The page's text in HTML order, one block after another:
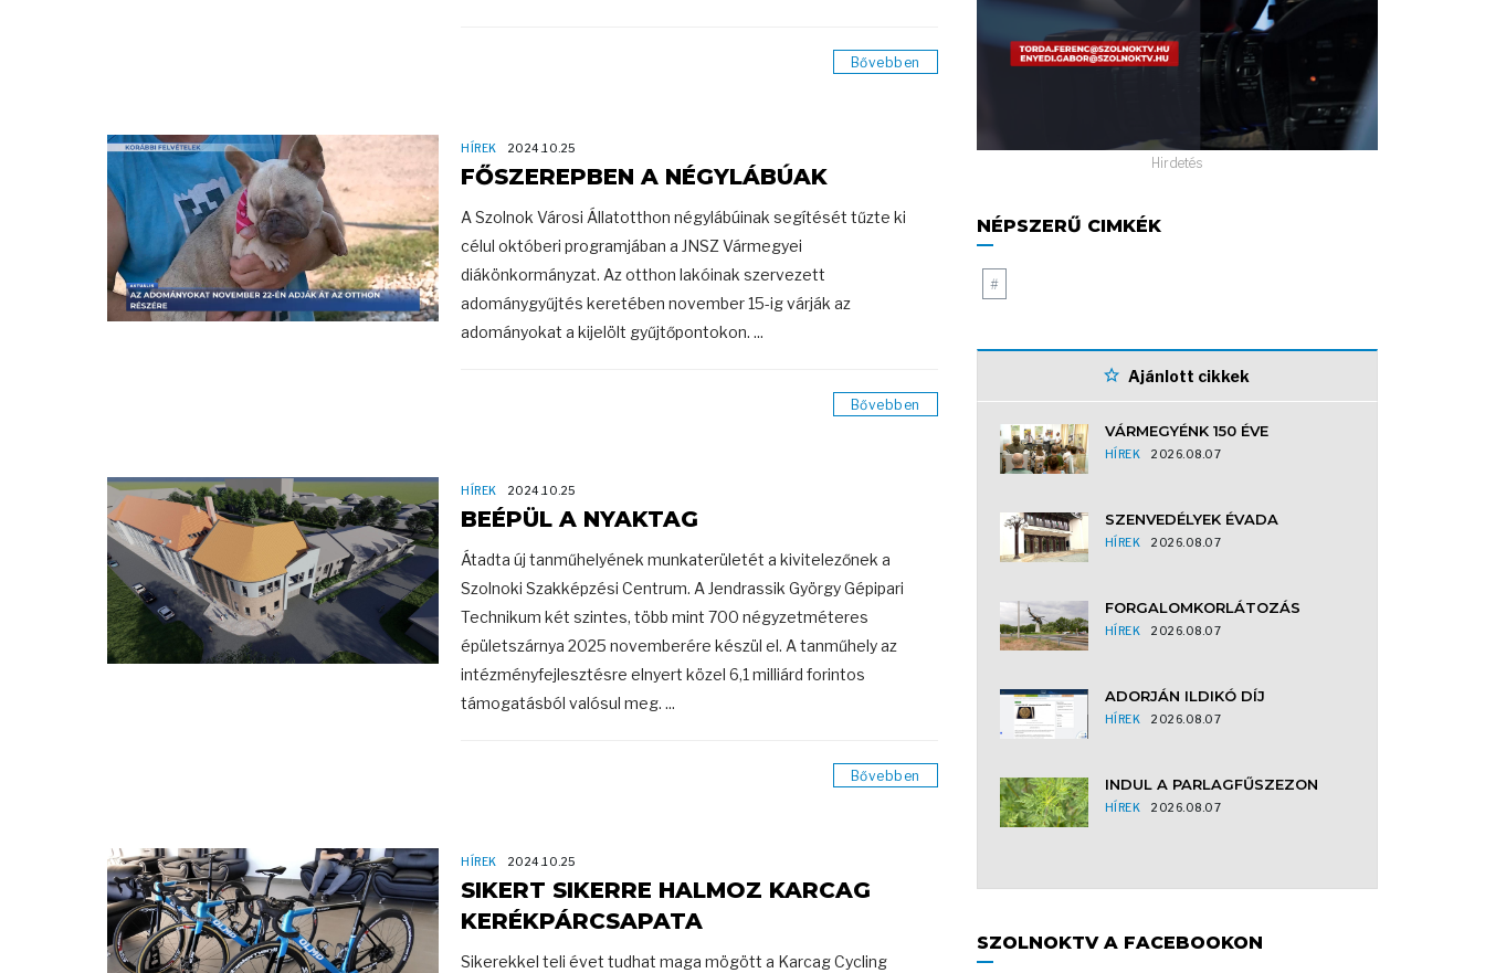
Bővebben
HÍREK 2024.10.25
FŐSZEREPBEN A NÉGYLÁBÚAK
A Szolnok Városi Állatotthon négylábúinak segítését tűzte ki
célul októberi programjában a JNSZ Vármegyei
diákönkormányzat. Az otthon lakóinak szervezett
adománygyűjtés keretében november 15-ig várják az
adományokat a kijelölt gyűjtőpontokon. ...
Bővebben
HÍREK 2024.10.25
BEÉPÜL A NYAKTAG
Átadta új tanműhelyének munkaterületét a kivitelezőnek a
Szolnoki Szakképzési Centrum. A Jendrassik György Gépipari
Technikum két szintes, több mint 700 négyzetméteres
épületszárnya 2025 novemberére készül el. A tanműhely az
intézményfejlesztésre elnyert közel 6,1 milliárd forintos
támogatásból valósul meg. ...
Bővebben
HÍREK 2024.10.25
SIKERT SIKERRE HALMOZ KARCAG
KERÉKPÁRCSAPATA
Sikerekkel teli évet tudhat maga mögött a Karcag Cycling
Hirdetés
NÉPSZERŰ CIMKÉK
#
Ajánlott cikkek
VÁRMEGYÉNK 150 ÉVE
HÍREK 2026.08.07
SZENVEDÉLYEK ÉVADA
HÍREK 2026.08.07
FORGALOMKORLÁTOZÁS
HÍREK 2026.08.07
ADORJÁN ILDIKÓ DÍJ
HÍREK 2026.08.07
INDUL A PARLAGFŰSZEZON
HÍREK 2026.08.07
SZOLNOKTV A FACEBOOKON